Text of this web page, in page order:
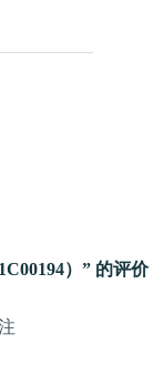
）” 的评价